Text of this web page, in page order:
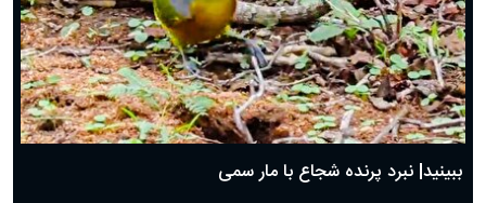
ببینید| نبرد پرنده شجاع با مار سمی